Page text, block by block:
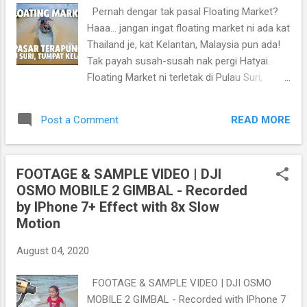
datang ke kedai, korang boleh juga order
Maggi Ketam Frozen. MAGGI KETAM
FROZEN Maggi Ketam Frozen hadir dalam
tiga saiz: 📌SAIZ M - RM 35 📌SAIZ L - RM
45 📌SAIZ XL - RM 55 + Kos penghantaran
mudah, cuma panaskan dan sedia untuk di
Pernah dengar tak pasal Floating Market?
Haaa... jangan ingat floating market ni ada kat
Thailand je, kat Kelantan, Malaysia pun ada!
Tak payah susah-susah nak pergi Hatyai.
Floating Market ni terletak di Pulau Suri,
Floating Market Pulau Suri adalah Encik Ghani
Dollah. Pasar Terapung Pantai Suri (Pok
di Malaysia. Pengunjung hanya boleh akses
ke sini dengan hanya menggunakan jalan air
iaitu dengan menaiki bot. Jeti Bot Utama
mereka sudah mempunyai 20 orang peniaga
semua peniaga-peniaga ini merupakan
Post a Comment READ MORE
FOOTAGE & SAMPLE VIDEO | DJI
OSMO MOBILE 2 GIMBAL - Recorded
by IPhone 7+ Effect with 8x Slow
Motion
August 04, 2020
FOOTAGE & SAMPLE VIDEO | DJI OSMO
MOBILE 2 GIMBAL - Recorded with IPhone 7